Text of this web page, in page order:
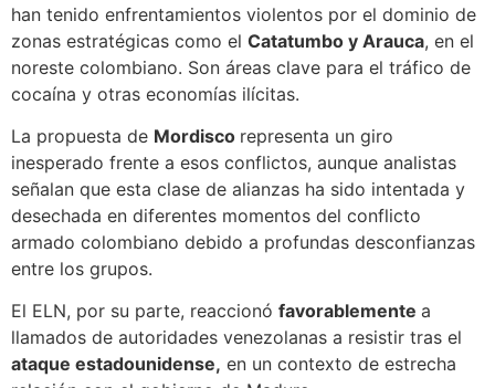
han tenido enfrentamientos violentos por el dominio de
zonas estratégicas como el Catatumbo y Arauca, en el
noreste colombiano. Son áreas clave para el tráfico de
cocaína y otras economías ilícitas.
La propuesta de Mordisco representa un giro
inesperado frente a esos conflictos, aunque analistas
señalan que esta clase de alianzas ha sido intentada y
desechada en diferentes momentos del conflicto
armado colombiano debido a profundas desconfianzas
entre los grupos.
El ELN, por su parte, reaccionó favorablemente a
llamados de autoridades venezolanas a resistir tras el
ataque estadounidense, en un contexto de estrecha